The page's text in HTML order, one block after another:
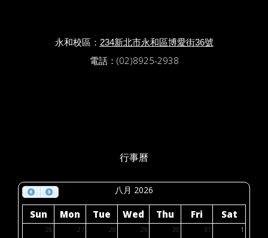
永和校區： 234新北市永和區博愛街36號
電話：(02)8925-2938
行事曆
八月 2026
Sun Mon Tue Wed Thu Fri Sat
26 27 28 29 30 31 1